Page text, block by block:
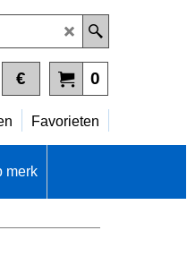
0
€
Favorieten
merk